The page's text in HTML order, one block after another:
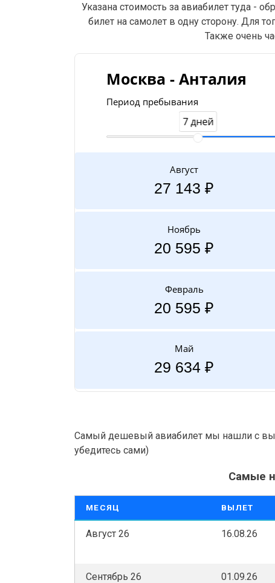
Указана стоимость за авиабилет туда -
билет на самолет в одну сторону. Для
Также очень
Москва - Анталия
Период пребывания
7 дней
Август
27 143 ₽
Ноябрь
20 595 ₽
Февраль
20 595 ₽
Май
29 634 ₽
Самый дешевый авиабилет мы нашли с
убедитесь сами)
Самые
МЕСЯЦ ВЫЛЕТ
Август 26
16.08.26
Сентябрь 26
01.09.26